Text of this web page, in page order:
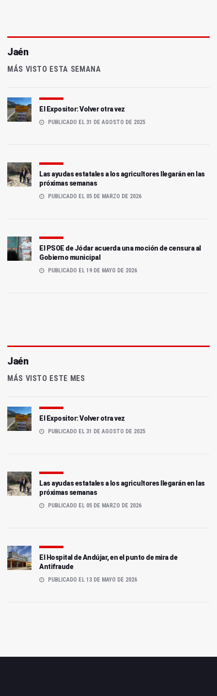
Jaén
MÁS VISTO ESTA SEMANA
El Expositor: Volver otra vez
PUBLICADO EL 31 DE AGOSTO DE 2025
Las ayudas estatales a los agricultores llegarán en las
próximas semanas
PUBLICADO EL 05 DE MARZO DE 2026
El PSOE de Jódar acuerda una moción de censura al
Gobierno municipal
PUBLICADO EL 19 DE MAYO DE 2026
Jaén
MÁS VISTO ESTE MES
El Expositor: Volver otra vez
PUBLICADO EL 31 DE AGOSTO DE 2025
Las ayudas estatales a los agricultores llegarán en las
próximas semanas
PUBLICADO EL 05 DE MARZO DE 2026
El Hospital de Andújar, en el punto de mira de
Antifraude
PUBLICADO EL 13 DE MAYO DE 2026